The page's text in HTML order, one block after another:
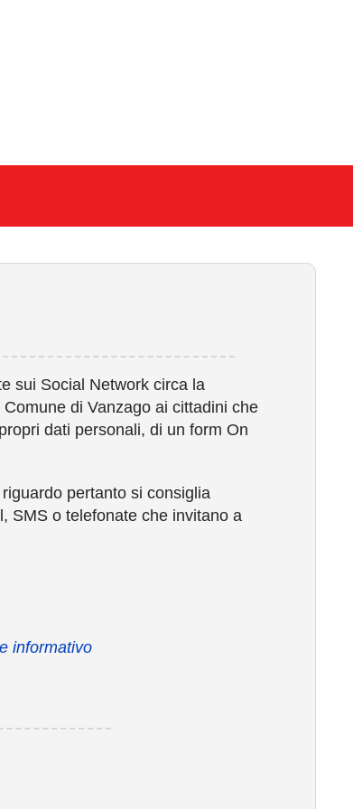
sui Social Network circa la
di Vanzago ai cittadini che
dati personali, di un form On
pertanto si consiglia
SMS o telefonate che invitano a
informativo